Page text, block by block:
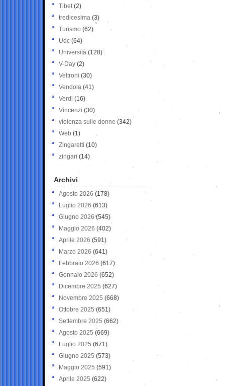
Tibet(2)
tredicesima (3)
Turismo (62)
Udc (64)
Università (128)
V-Day (2)
Veltroni (30)
Vendola (41)
Verdi (16)
Vincenzi (30)
violenza sulle donne (342)
Web (1)
Zingaretti (10)
zingari (14)
Archivi
Agosto 2026 (178)
Luglio 2026 (613)
Giugno 2026 (545)
Maggio 2026 (402)
Aprile 2026 (591)
Marzo 2026 (641)
Febbraio 2026 (617)
Gennaio 2026 (652)
Dicembre 2025 (627)
Novembre 2025 (668)
Ottobre 2025 (651)
Settembre 2025 (662)
Agosto 2025 (669)
Luglio 2025 (671)
Giugno 2025 (573)
Maggio 2025 (591)
Aprile 2025 (622)